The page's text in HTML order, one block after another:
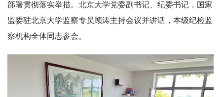
部署贯彻落实举措。北京大学党委副书记、纪委书记，国家
监委驻北京大学监察专员顾涛主持会议并讲话，本级纪检监
察机构全体同志参会。